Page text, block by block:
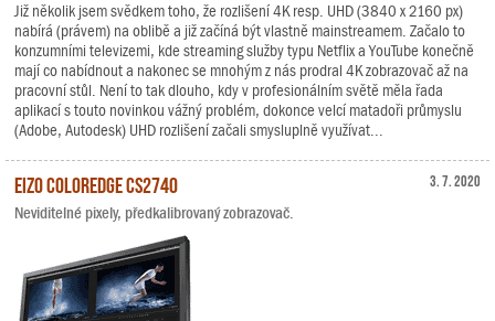
Již několik jsem svědkem toho, že rozlišení 4K resp. UHD (3840 x 2160 px)
nabírá (právem) na oblibě a již začíná být vlastně mainstreamem. Začalo to
konzumními televizemi, kde streaming služby typu Netflix a YouTube konečně
mají co nabídnout a nakonec se mnohým z nás prodral 4K zobrazovač až na
pracovní stůl. Není to tak dlouho, kdy v profesionálním světě měla řada
aplikací s touto novinkou vážný problém, dokonce velcí matadoři průmyslu
(Adobe, Autodesk) UHD rozlišení začali smysluplně využívat...
3. 7. 2020
EIZO ColorEdge CS2740
Neviditelné pixely, předkalibrovaný zobrazovač.